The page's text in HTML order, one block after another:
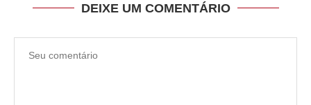
DEIXE UM COMENTÁRIO